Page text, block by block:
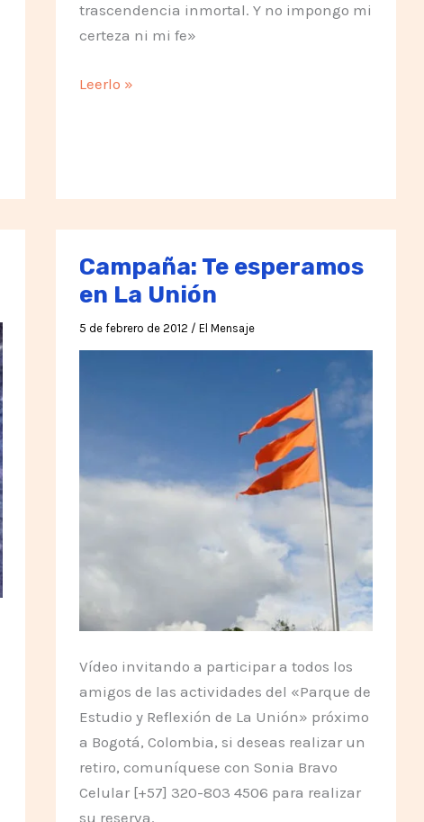
trascendencia inmortal. Y no impongo mi
certeza ni mi fe»
Quien
morira
jamás
Leerlo »
Campaña: Te esperamos
en La Unión
5 de febrero de 2012 / El Mensaje
Vídeo invitando a participar a todos los
amigos de las actividades del «Parque de
Estudio y Reflexión de La Unión» próximo
a Bogotá, Colombia, si deseas realizar un
retiro, comuníquese con Sonia Bravo
Celular [+57] 320-803 4506 para realizar
su reserva.